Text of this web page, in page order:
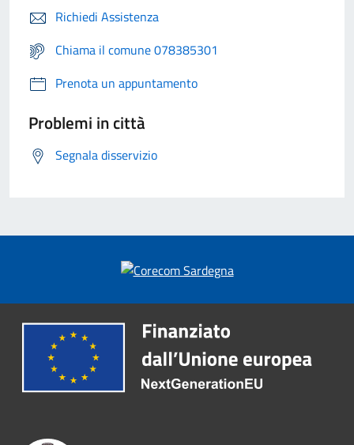
Richiedi Assistenza
Chiama il comune 078385301
Prenota un appuntamento
Problemi in città
Segnala disservizio